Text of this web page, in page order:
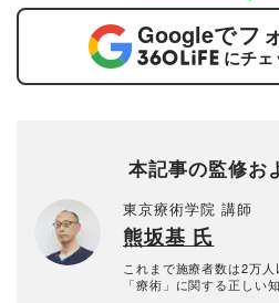
Googleでフ
にチ
本記事の監修お
東京療術学院 講師
熊坂基 氏
これまで施療者数は2万人
「療術」に関する正しい